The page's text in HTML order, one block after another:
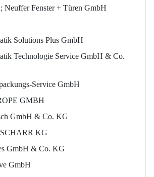
Neuffer Fenster + Türen GmbH
Solutions Plus GmbH
Technologie Service GmbH & Co.
Service GmbH
GMBH
GmbH & Co. KG
KG
GmbH & Co. KG
GmbH